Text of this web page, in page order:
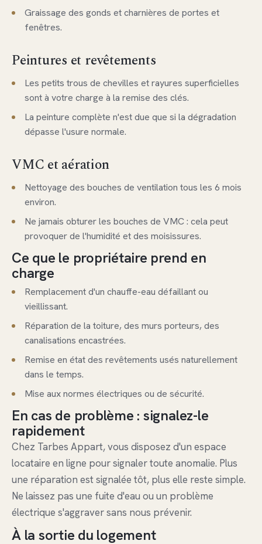
Graissage des gonds et charnières de portes et
fenêtres.
Peintures et revêtements
Les petits trous de chevilles et rayures superficielles
sont à votre charge à la remise des clés.
La peinture complète n'est due que si la dégradation
dépasse l'usure normale.
VMC et aération
Nettoyage des bouches de ventilation tous les 6 mois
environ.
Ne jamais obturer les bouches de VMC : cela peut
provoquer de l'humidité et des moisissures.
Ce que le propriétaire prend en
charge
Remplacement d'un chauffe-eau défaillant ou
vieillissant.
Réparation de la toiture, des murs porteurs, des
canalisations encastrées.
Remise en état des revêtements usés naturellement
dans le temps.
Mise aux normes électriques ou de sécurité.
En cas de problème : signalez-le
rapidement
Chez Tarbes Appart, vous disposez d'un espace
locataire en ligne pour signaler toute anomalie. Plus
une réparation est signalée tôt, plus elle reste simple.
Ne laissez pas une fuite d'eau ou un problème
électrique s'aggraver sans nous prévenir.
À la sortie du logement